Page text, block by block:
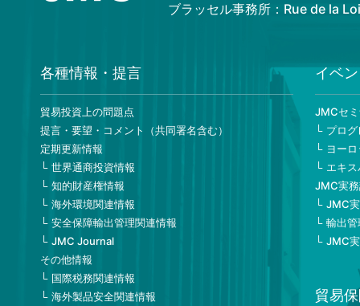
ブラッセル事務所：Rue de la
各種情報・提言
貿易投資上の問題点
提言・要望・コメント（共同署名含む）
定期更新情報
世界通商投資情報
知的財産権情報
海外環境関連情報
安全保障輸出管理関連情報
JMC Journal
その他情報
国際税務関連情報
海外製品安全関連情報
イベ
JMCセ
プロ
ヨー
エキ
JMC実
JMC
輸出
JMC
貿易